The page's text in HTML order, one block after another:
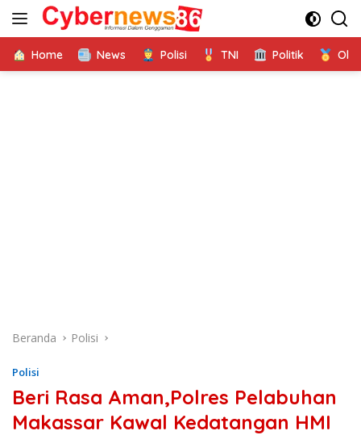
Langsung
Home News Polisi TNI Politik
Beranda Polisi
Polisi
Beri Rasa Aman,Polres Pelabuhan
Makassar Kawal Kedatangan HMI